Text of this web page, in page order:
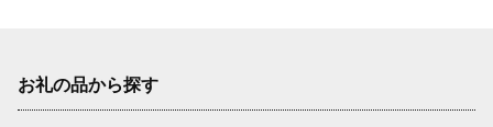
お礼の品から探す